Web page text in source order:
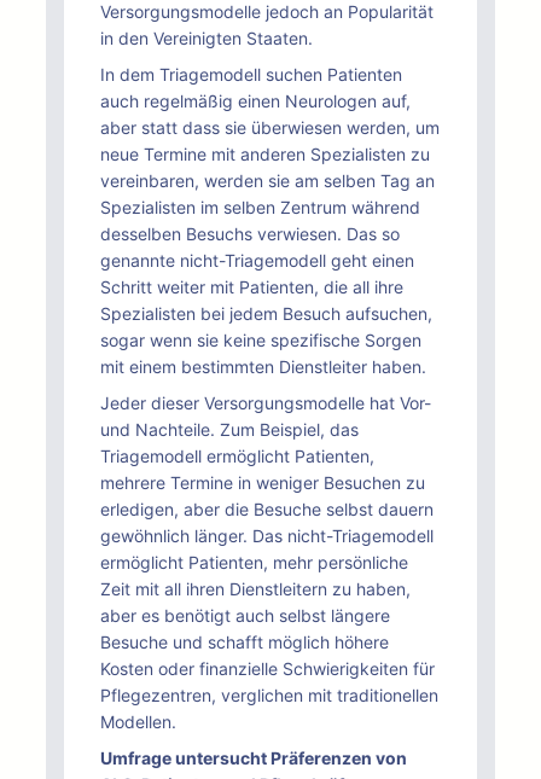
Versorgungsmodelle jedoch an Popularität
in den Vereinigten Staaten.
In dem Triagemodell suchen Patienten
auch regelmäßig einen Neurologen auf,
aber statt dass sie überwiesen werden, um
neue Termine mit anderen Spezialisten zu
vereinbaren, werden sie am selben Tag an
Spezialisten im selben Zentrum während
desselben Besuchs verwiesen. Das so
genannte nicht-Triagemodell geht einen
Schritt weiter mit Patienten, die all ihre
Spezialisten bei jedem Besuch aufsuchen,
sogar wenn sie keine spezifische Sorgen
mit einem bestimmten Dienstleiter haben.
Jeder dieser Versorgungsmodelle hat Vor-
und Nachteile. Zum Beispiel, das
Triagemodell ermöglicht Patienten,
mehrere Termine in weniger Besuchen zu
erledigen, aber die Besuche selbst dauern
gewöhnlich länger. Das nicht-Triagemodell
ermöglicht Patienten, mehr persönliche
Zeit mit all ihren Dienstleitern zu haben,
aber es benötigt auch selbst längere
Besuche und schafft möglich höhere
Kosten oder finanzielle Schwierigkeiten für
Pflegezentren, verglichen mit traditionellen
Modellen.
Umfrage untersucht Präferenzen von